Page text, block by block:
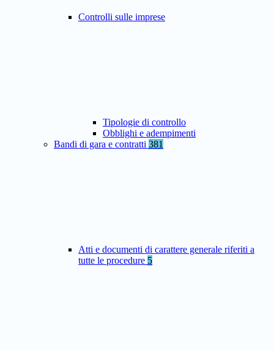
Controlli sulle imprese
Tipologie di controllo
Obblighi e adempimenti
Bandi di gara e contratti 381
Atti e documenti di carattere generale riferiti a
tutte le procedure 5